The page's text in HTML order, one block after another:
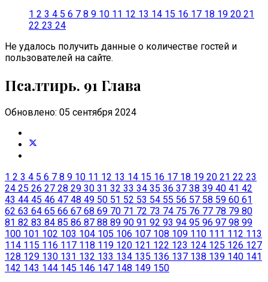
1 2 3 4 5 6 7 8 9 10 11 12 13 14 15 16 17 18 19 20 21
22 23 24
Не удалось получить данные о количестве гостей и
пользователей на сайте.
Псалтирь. 91 Глава
Обновлено: 05 сентября 2024
1 2 3 4 5 6 7 8 9 10 11 12 13 14 15 16 17 18 19 20 21 22 23
24 25 26 27 28 29 30 31 32 33 34 35 36 37 38 39 40 41 42
43 44 45 46 47 48 49 50 51 52 53 54 55 56 57 58 59 60 61
62 63 64 65 66 67 68 69 70 71 72 73 74 75 76 77 78 79 80
81 82 83 84 85 86 87 88 89 90 91 92 93 94 95 96 97 98 99
100 101 102 103 104 105 106 107 108 109 110 111 112 113
114 115 116 117 118 119 120 121 122 123 124 125 126 127
128 129 130 131 132 133 134 135 136 137 138 139 140 141
142 143 144 145 146 147 148 149 150